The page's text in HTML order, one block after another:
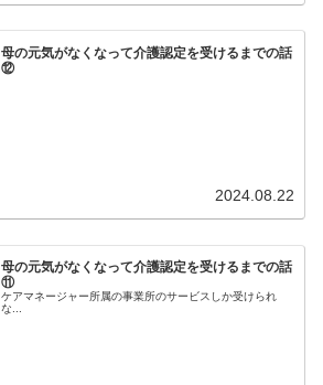
母の元気がなくなって介護認定を受けるまでの話
⑫
2024.08.22
母の元気がなくなって介護認定を受けるまでの話
⑪
ケアマネージャー所属の事業所のサービスしか受けられ
な...